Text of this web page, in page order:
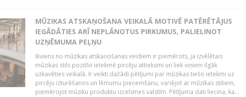
MŪZIKAS ATSKAŅOŠANA VEIKALĀ MOTIVĒ PATĒRĒTĀJUS
IEGĀDĀTIES ARĪ NEPLĀNOTUS PIRKUMUS, PALIELINOT
UZŅĒMUMA PEĻŅU
Ikviens no mūzikas atskaņošanas veidiem ir piemērots, ja izvēlētais
mūzikas stils pozitīvi ietekmē pircēju attieksmi un liek viņiem ilgāk
uzkavēties veikalā. Ir veikti dažādi pētījumi par mūzikas tiešo ietekmi uz
pircēju izturēšanos un lēmumu pieņemšanu, variējot ar mūzikas stiliem,
piemērojot mūziku produktu izcelsmes valstīm. Pētījuma dati liecina, ka...